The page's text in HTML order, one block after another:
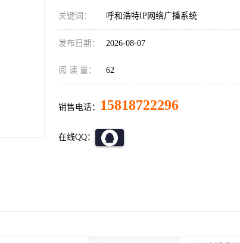
关键词： 呼和浩特IP网络广播系统
发布日期： 2026-08-07
阅 读 量： 62
销售电话： 15818722296
在线QQ：